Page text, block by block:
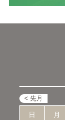
日 月